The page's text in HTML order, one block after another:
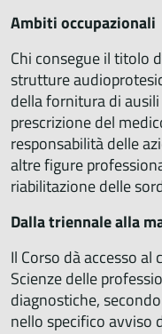
Ambiti occupazionali
Chi consegue il titolo
strutture
della fornitura di
prescrizione del
responsabilità delle
altre figure
riabilitazione delle
Dalla triennale alla
Il Corso dà accesso
Scienze delle
diagnostiche,
nello specifico avviso